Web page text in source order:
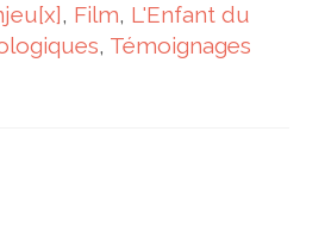
, Film, L'Enfant du
, Témoignages